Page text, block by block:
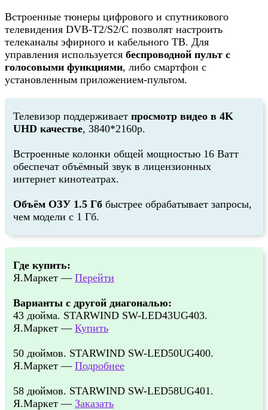
Встроенные тюнеры цифрового и спутникового
телевидения DVB-T2/S2/C позволят настроить
телеканалы эфирного и кабельного ТВ. Для
управления используется беспроводной пульт с
голосовыми функциями, либо смартфон с
установленным приложением-пультом.
Телевизор поддерживает просмотр видео в 4K
UHD качестве, 3840*2160p.
Встроенные колонки общей мощностью 16 Ватт
обеспечат объёмный звук в лицензионных
интернет кинотеатрах.
Объём ОЗУ 1.5 Гб быстрее обрабатывает запросы,
чем модели с 1 Гб.
Где купить:
Я.Маркет — Перейти
Варианты с другой диагональю:
43 дюйма. STARWIND SW-LED43UG403.
Я.Маркет — Купить
50 дюймов. STARWIND SW-LED50UG400.
Я.Маркет — Подробнее
58 дюймов. STARWIND SW-LED58UG401.
Я.Маркет — Заказать